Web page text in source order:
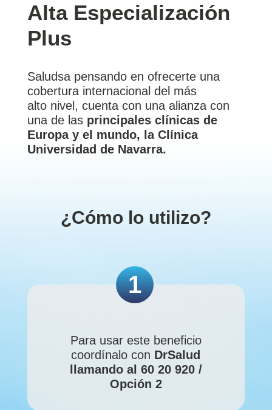
Alta Especialización
Plus
Saludsa pensando en ofrecerte una
cobertura internacional del más
alto nivel, cuenta con una alianza con
una de las principales clínicas de
Europa y el mundo, la Clínica
Universidad de Navarra.
¿Cómo lo utilizo?
1
Para usar este beneficio
coordínalo con DrSalud
llamando al 60 20 920 /
Opción 2